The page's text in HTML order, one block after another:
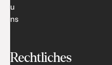
u
ns
Rechtliches